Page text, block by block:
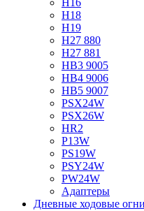
H16
H18
H19
H27 880
H27 881
HB3 9005
HB4 9006
HB5 9007
PSX24W
PSX26W
HR2
P13W
PS19W
PSY24W
PW24W
Адаптеры
Дневные ходовые огни